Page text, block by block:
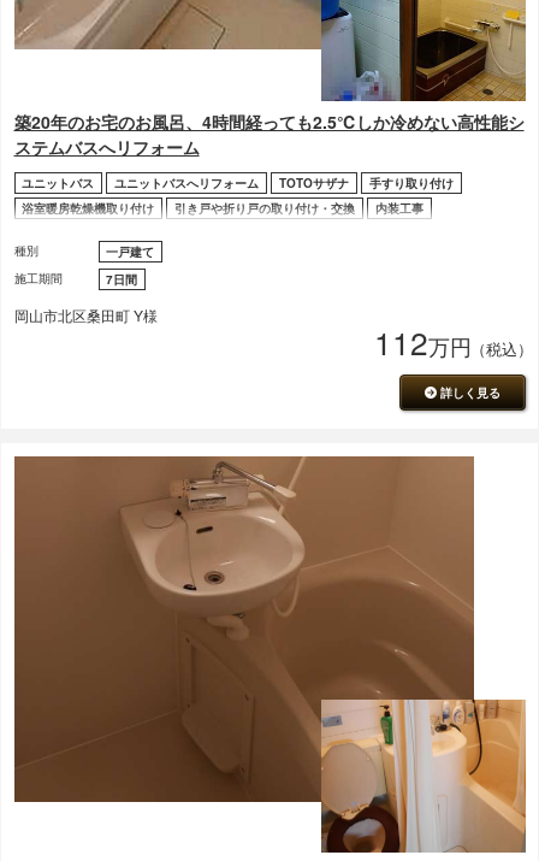
築20年のお宅のお風呂、4時間経っても2.5℃しか冷めない高性能シ
ステムバスへリフォーム
ユニットバス ユニットバスへリフォーム TOTOサザナ
手すり取り付け
浴室暖房乾燥機取り付け
引き戸や折り戸の取り付け・交換 内装工事
種別
一戸建て
施工期間
7日間
岡山市北区桑田町 Y様
112万円 （税込）
詳しく見る